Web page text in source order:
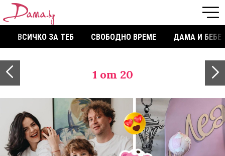
ВСИЧКО ЗА ТЕБ СВОБОДНО ВРЕМЕ ДАМА И БЕБЕ
1 от 20